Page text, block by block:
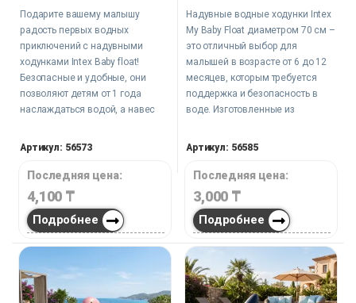
Подарите вашему малышу
радость первых водных
приключений с надувными
ходунками Intex Baby float!
Безопасные и удобные, они
позволяют детям от 1 года
наслаждаться водой, а навес
бассейне или на спокойном
мелководье.
Артикул: 56573
Последняя цена:
4,100 ₸
Подробнее
Надувные водные ходунки Intex
My Baby Float диаметром 70 см –
это отличный выбор для
малышей в возрасте от 6 до 12
месяцев, которым требуется
поддержка и безопасность в
воде. Изготовленные из
для ребенка, позволяя
свободно двигаться и
исследовать водный мир.
Максимальная нагрузка,
которую они могут выдержать,
составляет 11 кг.
Артикул: 56585
Последняя цена:
3,000 ₸
Подробнее